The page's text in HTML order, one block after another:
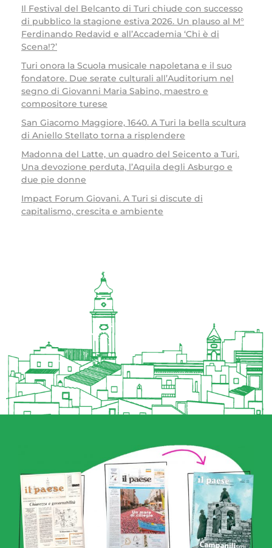
Il Festival del Belcanto di Turi chiude con successo
di pubblico la stagione estiva 2026. Un plauso al M°
Ferdinando Redavid e all’Accademia ‘Chi è di
Scena!?’
Turi onora la Scuola musicale napoletana e il suo
fondatore. Due serate culturali all’Auditorium nel
segno di Giovanni Maria Sabino, maestro e
compositore turese
San Giacomo Maggiore, 1640. A Turi la bella scultura
di Aniello Stellato torna a risplendere
Madonna del Latte, un quadro del Seicento a Turi.
Una devozione perduta, l’Aquila degli Asburgo e
due pie donne
Impact Forum Giovani. A Turi si discute di
capitalismo, crescita e ambiente